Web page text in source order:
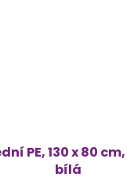
PE, 130 x 80
bílá